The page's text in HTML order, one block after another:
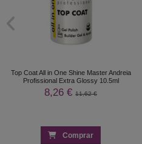
Top Coat All in One Shine Master Andreia
Profissional Extra Glossy 10.5ml
8,26 € 11,62 €
Comprar